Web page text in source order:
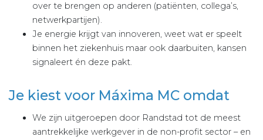
over te brengen op anderen (patiënten, collega’s,
netwerkpartijen).
Je energie krijgt van innoveren, weet wat er speelt
binnen het ziekenhuis maar ook daarbuiten, kansen
signaleert én deze pakt.
Je kiest voor Máxima MC omdat
We zijn uitgeroepen door Randstad tot de meest
aantrekkelijke werkgever in de non-profit sector – en